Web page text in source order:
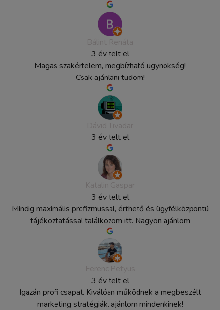
3 év telt el
Magas szakértelem, megbízható ügynökség!
Csak ajánlani tudom!
3 év telt el
3 év telt el
Mindig maximális profizmussal, érthető és ügyfélközpontú
tájékoztatással találkozom itt. Nagyon ajánlom
3 év telt el
Igazán profi csapat. Kiválóan működnek a megbeszélt
marketing stratégiák. ajánlom mindenkinek!